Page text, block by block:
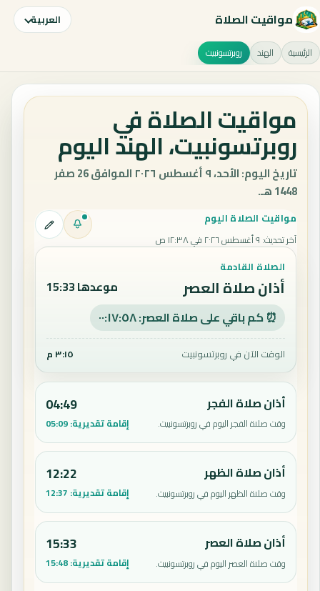
مواقيت الصلاة العربية
الرئيسية الهند روبرتسونبيت
مواقيت الصلاة في
روبرتسونبيت، الهند اليوم
تاريخ اليوم: الأحد، ٩ أغسطس ٢٠٢٦ الموافق 26 صفر
1448 هـ.
مواقيت الصلاة اليوم
آخر تحديث: ٩ أغسطس ٢٠٢٦ في ١٢:٣٨ ص
الصلاة القادمة
أذان صلاة العصر موعدها 15:33
⏰ كم باقي على صلاة العصر: ٠٠:١٧:٥٧
الوقت الآن في روبرتسونبيت ٣:١٥ م
أذان صلاة الفجر
وقت صلاة الفجر اليوم في روبرتسونبيت.
04:49
إقامة تقديرية:05:09
أذان صلاة الظهر
وقت صلاة الظهر اليوم في روبرتسونبيت.
12:22
إقامة تقديرية: 12:37
أذان صلاة العصر
وقت صلاة العصر اليوم في روبرتسونبيت.
15:33
إقامة تقديرية:15:48